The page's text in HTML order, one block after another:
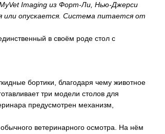
Imaging из Форт-Ли, Нью-Джерси
или опускается. Система питается от
в своём роде стол с
бортики, благодаря чему животное
три модели столов для
предусмотрен механизм,
ветеринарного осмотра. На нём